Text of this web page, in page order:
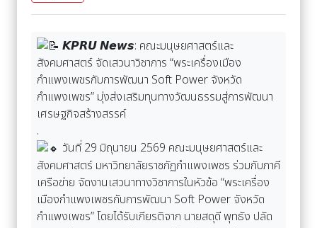
𝙆𝙋𝙍𝙐 𝙉𝙚𝙬𝙨: คณะมนุษยศาสตร์และ
สังคมศาสตร์ จัดเสวนาวิชาการ “พระเครื่องเมือง
กำแพงเพชรกับการพัฒนา Soft Power จังหวัด
กำแพงเพชร” มุ่งส่งเสริมทุนทางวัฒนธรรมสู่การพัฒนา
เศรษฐกิจสร้างสรรค์
.
วันที่ 29 มิถุนายน 2569 คณะมนุษยศาสตร์และ
สังคมศาสตร์ มหาวิทยาลัยราชภัฏกำแพงเพชร ร่วมกับภาคี
เครือข่าย จัดงานเสวนาทางวิชาการในหัวข้อ “พระเครื่อง
เมืองกำแพงเพชรกับการพัฒนา Soft Power จังหวัด
กำแพงเพชร” โดยได้รับเกียรติจาก นายสดุดี พุทธัง ปลัด